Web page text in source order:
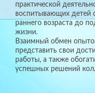
практической
воспитывающих детей
раннего возраста до
жизни.
Взаимный обмен
представить свои
работы, а также
успешных решений